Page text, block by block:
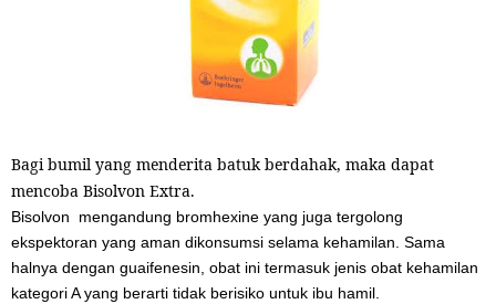
Bagi bumil yang menderita batuk berdahak, maka dapat
mencoba Bisolvon Extra.
Bisolvon mengandung bromhexine yang juga tergolong
ekspektoran yang aman dikonsumsi selama kehamilan. Sama
halnya dengan guaifenesin, obat ini termasuk jenis obat kehamilan
kategori A yang berarti tidak berisiko untuk ibu hamil.